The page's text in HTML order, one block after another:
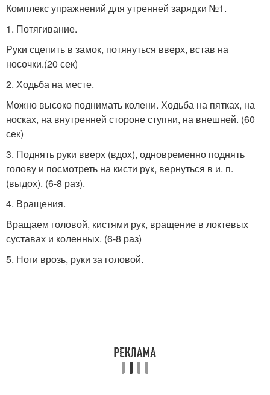
Комплекс упражнений для утренней зарядки №1.
1. Потягивание.
Руки сцепить в замок, потянуться вверх, встав на
носочки.(20 сек)
2. Ходьба на месте.
Можно высоко поднимать колени. Ходьба на пятках, на
носках, на внутренней стороне ступни, на внешней. (60
сек)
3. Поднять руки вверх (вдох), одновременно поднять
голову и посмотреть на кисти рук, вернуться в и. п.
(выдох). (6-8 раз).
4. Вращения.
Вращаем головой, кистями рук, вращение в локтевых
суставах и коленных. (6-8 раз)
5. Ноги врозь, руки за головой.